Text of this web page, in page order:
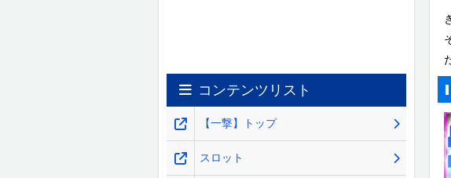
コンテンツリスト
【一撃】トップ
スロット